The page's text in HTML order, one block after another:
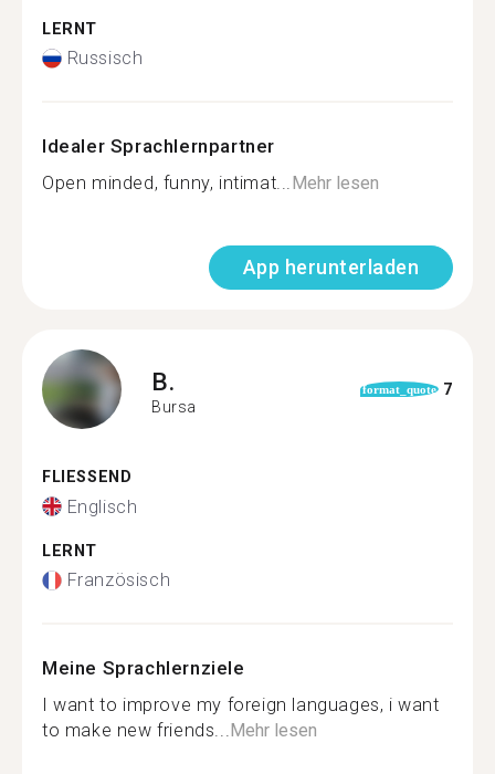
LERNT
Russisch
Idealer Sprachlernpartner
Open minded, funny, intimat...Mehr lesen
App herunterladen
B.
Bursa
format_quote 7
FLIESSEND
Englisch
LERNT
Französisch
Meine Sprachlernziele
I want to improve my foreign languages, i want
to make new friends...Mehr lesen